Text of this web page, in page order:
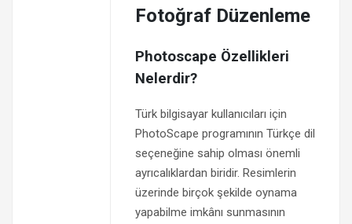
Fotoğraf Düzenleme
Photoscape Özellikleri
Nelerdir?
Türk bilgisayar kullanıcıları için
PhotoScape programının Türkçe dil
seçeneğine sahip olması önemli
ayrıcalıklardan biridir. Resimlerin
üzerinde birçok şekilde oynama
yapabilme imkânı sunmasının